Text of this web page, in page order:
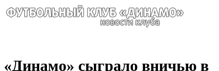
«Динамо» сыграло вничью в